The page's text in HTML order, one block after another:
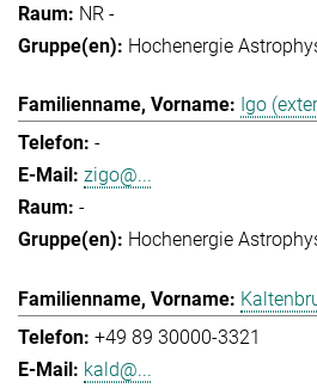
NR -
Hochenergie
Igo
-
zigo@...
-
Hochenergie
+49 89 30000-3321
kald@...